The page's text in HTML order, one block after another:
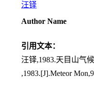
汪铎
Author Name
引用文本：
汪铎,1983.天目山气
,1983.[J].Meteor